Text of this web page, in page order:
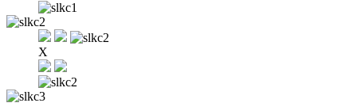
X